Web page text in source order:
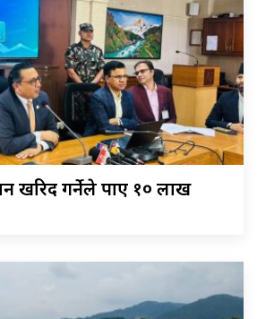
खरिद गर्नेले पाए १० लाख